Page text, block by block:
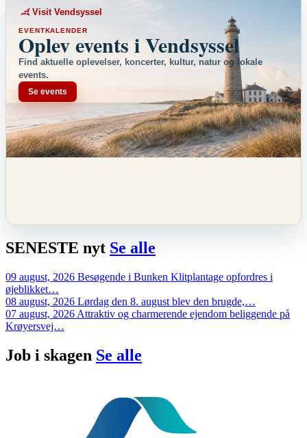
Visit Vendsyssel
EVENTKALENDER
Oplev events i Vendsyssel
Find aktuelle oplevelser, koncerter, kultur, natur og lokale
events.
Se events
SENESTE nyt Se alle
09 august, 2026 Besøgende i Bunken Klitplantage opfordres i
øjeblikket…
08 august, 2026 Lørdag den 8. august blev den brugde,…
07 august, 2026 Attraktiv og charmerende ejendom beliggende på
Krøyersvej…
Job i skagen Se alle